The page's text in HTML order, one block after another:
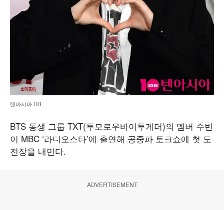
텐아시아 DB
BTS 동생 그룹 TXT(투모로우바이투게더)의 멤버 수빈
이 MBC ‘라디오스타’에 출연해 공중파 토크쇼에 첫 도
전장을 내민다.
ADVERTISEMENT